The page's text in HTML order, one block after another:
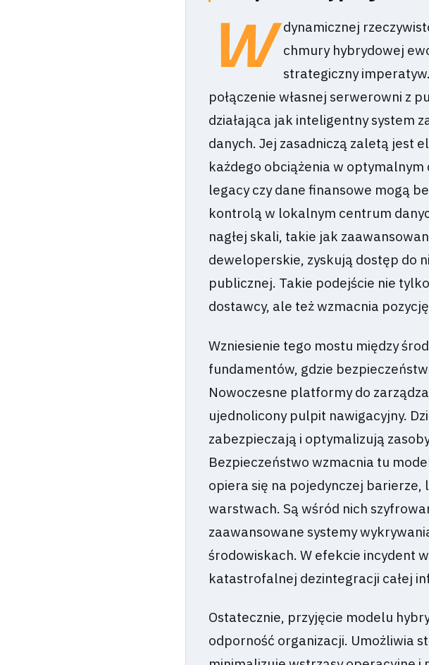
W
dynamicznej
chmury hybrydowej
strategiczny
połączenie własnej serwerowni z
działająca jak inteligentny system
danych. Jej zasadniczą zaletą jest
każdego obciążenia w
legacy czy dane finansowe mogą
kontrolą w lokalnym centrum
nagłej skali, takie jak
deweloperskie, zyskują dostęp do
publicznej. Takie podejście nie
dostawcy, ale też wzmacnia
Wzniesienie tego mostu między
fundamentów, gdzie
Nowoczesne platformy do
ujednolicony pulpit nawigacyjny.
zabezpieczają i optymalizują
Bezpieczeństwo wzmacnia tu
opiera się na pojedynczej barierze,
warstwach. Są wśród nich
zaawansowane systemy
środowiskach. W efekcie incydent
katastrofalnej dezintegracji całej
Ostatecznie, przyjęcie modelu
odporność organizacji. Umożliwia